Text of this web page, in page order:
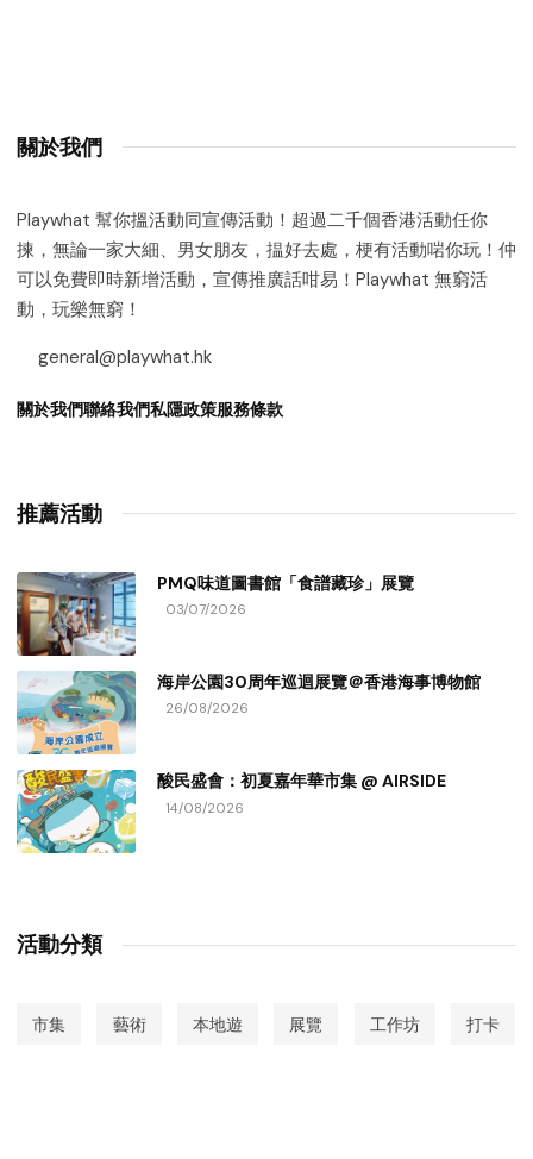
關於我們
Playwhat 幫你搵活動同宣傳活動！超過二千個香港活動任你
揀，無論一家大細、男女朋友，揾好去處，梗有活動啱你玩！仲
可以免費即時新增活動，宣傳推廣話咁易！Playwhat 無窮活
動，玩樂無窮！
general@playwhat.hk
關於我們聯絡我們私隱政策服務條款
推薦活動
PMQ味道圖書館「食譜藏珍」展覽
03/07/2026
海岸公園30周年巡迴展覽＠香港海事博物館
26/08/2026
酸民盛會：初夏嘉年華市集 @ AIRSIDE
14/08/2026
活動分類
市集 藝術 本地遊 展覽 工作坊 打卡